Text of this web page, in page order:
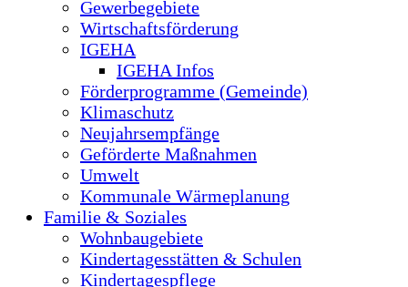
Gewerbegebiete
Wirtschaftsförderung
IGEHA
IGEHA Infos
Förderprogramme (Gemeinde)
Klimaschutz
Neujahrsempfänge
Geförderte Maßnahmen
Umwelt
Kommunale Wärmeplanung
Familie & Soziales
Wohnbaugebiete
Kindertagesstätten & Schulen
Kindertagespflege